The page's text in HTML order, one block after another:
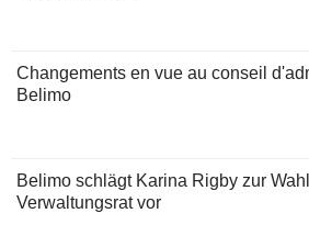
Changements en vue au conseil
Belimo
Belimo schlägt Karina Rigby zur
Verwaltungsrat vor